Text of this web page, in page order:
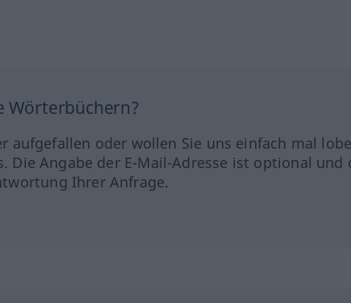
Wörterbüchern?
aufgefallen oder wollen Sie uns einfach mal
Die Angabe der E-Mail-Adresse ist optional und
Ihrer Anfrage.